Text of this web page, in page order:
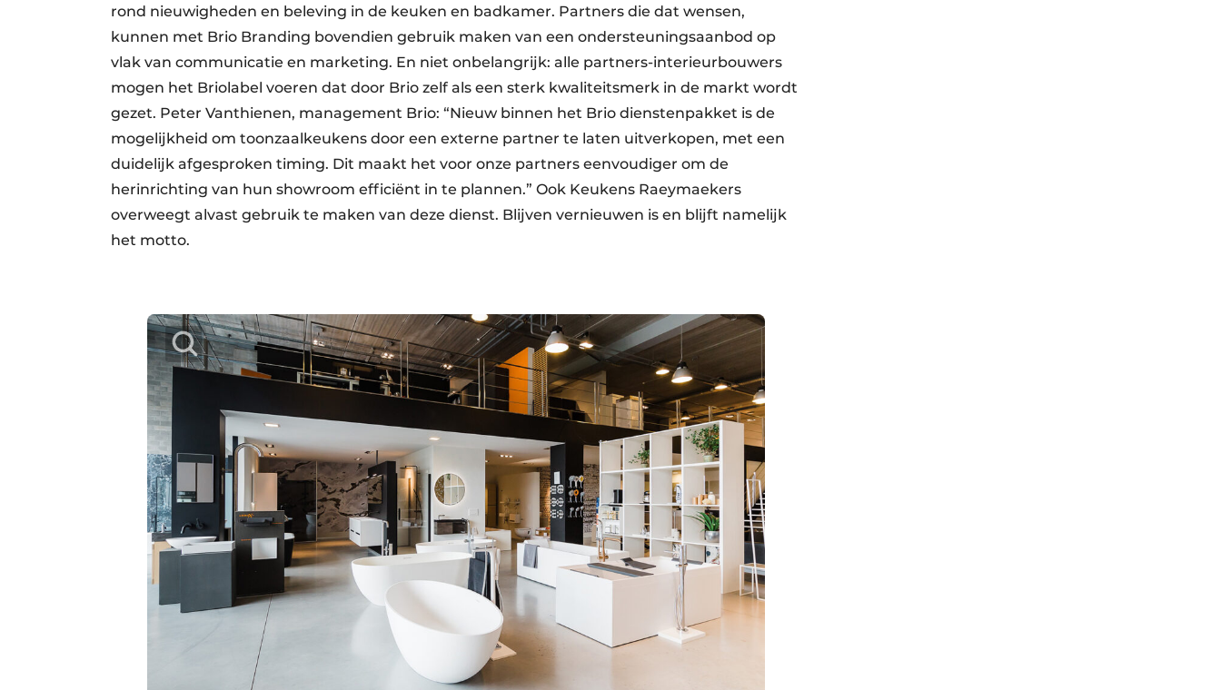
rond nieuwigheden en beleving in de keuken en badkamer. Partners die dat wensen,
kunnen met Brio Branding bovendien gebruik maken van een ondersteuningsaanbod op
vlak van communicatie en marketing. En niet onbelangrijk: alle partners-interieurbouwers
mogen het Briolabel voeren dat door Brio zelf als een sterk kwaliteitsmerk in de markt wordt
gezet. Peter Vanthienen, management Brio: “Nieuw binnen het Brio dienstenpakket is de
mogelijkheid om toonzaalkeukens door een externe partner te laten uitverkopen, met een
duidelijk afgesproken timing. Dit maakt het voor onze partners eenvoudiger om de
herinrichting van hun showroom efficiënt in te plannen.” Ook Keukens Raeymaekers
overweegt alvast gebruik te maken van deze dienst. Blijven vernieuwen is en blijft namelijk
het motto.